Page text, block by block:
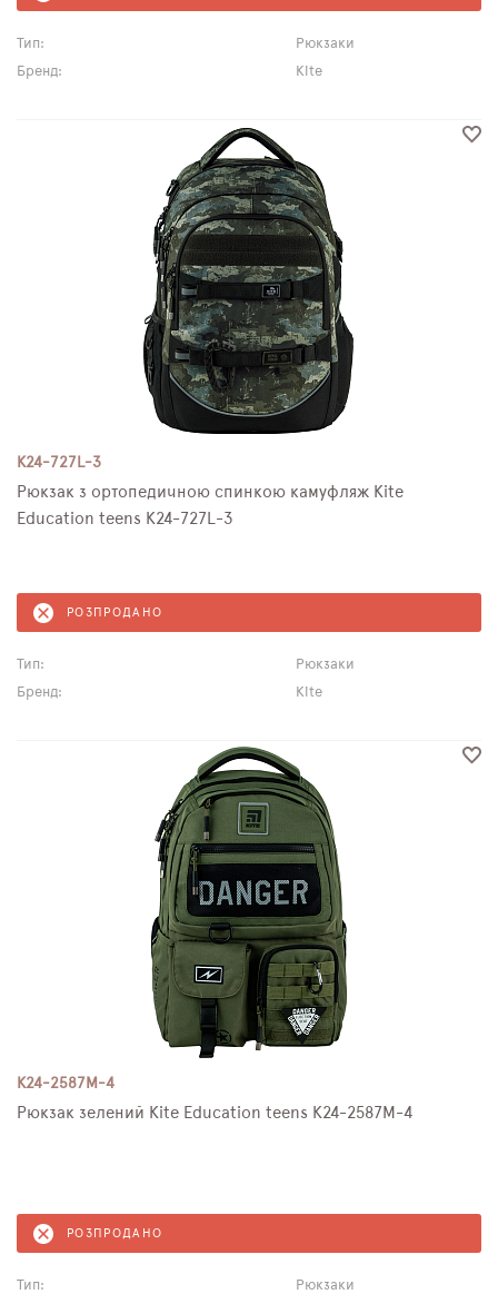
Тип:
Рюкзаки
Бренд:
Kite
K24-727L-3
Рюкзак з ортопедичною спинкою камуфляж Kite
Education teens K24-727L-3
РОЗПРОДАНО
Тип:
Рюкзаки
Бренд:
Kite
K24-2587M-4
Рюкзак зелений Kite Education teens K24-2587M-4
РОЗПРОДАНО
Тип:
Рюкзаки